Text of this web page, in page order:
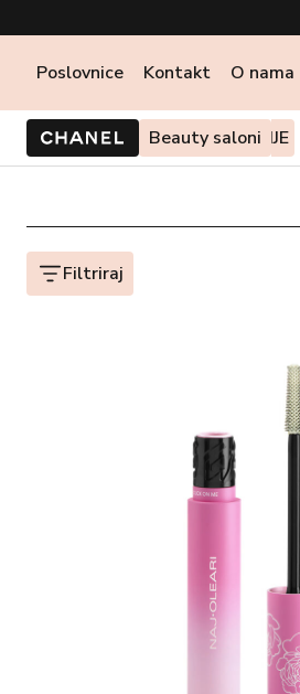
Poslovnice Kontakt O nama
Beauty saloni
PONUDE I AKCIJE
Filtriraj